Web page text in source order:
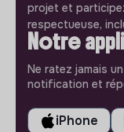
projet et
respectueuse,
Notre
Ne ratez jamais
notification et
iPhone